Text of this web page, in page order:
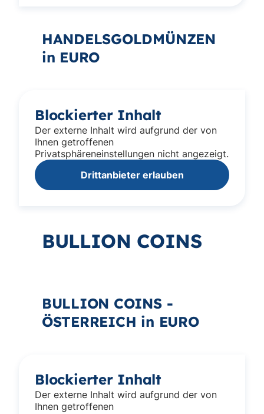
HANDELSGOLDMÜNZEN
in EURO
Blockierter Inhalt
Der externe Inhalt wird aufgrund der von
Ihnen getroffenen
Privatsphäreneinstellungen nicht angezeigt.
Drittanbieter erlauben
BULLION COINS
BULLION COINS -
ÖSTERREICH in EURO
Blockierter Inhalt
Der externe Inhalt wird aufgrund der von
Ihnen getroffenen